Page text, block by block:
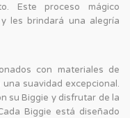
Este proceso mágico
les brindará una alegría
con materiales de
suavidad excepcional.
su Biggie y disfrutar de la
Biggie está diseñado